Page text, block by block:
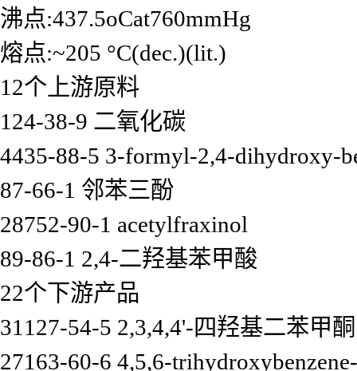
沸点:437.5oCat760mmHg
熔点:~205 °C(dec.)(lit.)
12个上游原料
124-38-9 二氧化碳
4435-88-5 3-formyl-2,4-dihydroxy-
87-66-1 邻苯三酚
28752-90-1 acetylfraxinol
89-86-1 2,4-二羟基苯甲酸
22个下游产品
31127-54-5 2,3,4,4'-四羟基二苯甲酮
27163-60-6 4,5,6-